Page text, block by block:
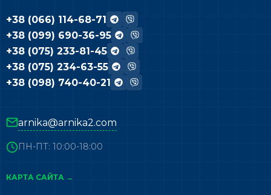
+38 (066) 114-68-71
+38 (099) 690-36-95
+38 (075) 233-81-45
+38 (075) 234-63-55
+38 (098) 740-40-21
arnika@arnika2.com
ПН-ПТ: 10:00-18:00
КАРТА САЙТА →